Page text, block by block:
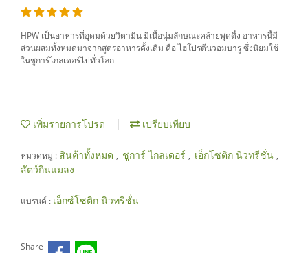
HPW เป็นอาหารที่อุดมด้วยวิตามิน มีเนื้อนุ่มลักษณะคล้ายพุดดิ้ง อาหารนี้มี
ส่วนผสมทั้งหมดมาจากสูตรอาหารดั้งเดิม คือ ไฮโปรตีนวอมบารู ซึ่งนิยมใช้
ในชูการ์ไกลเดอร์ไปทั่วโลก
เพิ่มรายการโปรด เปรียบเทียบ
หมวดหมู่ : สินค้าทั้งหมด , ชูการ์ ไกลเดอร์ , เอ็กโซติก นิวทรีชั่น ,
สัตว์กินแมลง
แบรนด์ : เอ็กซ์โซติก นิวทริชั่น
Share